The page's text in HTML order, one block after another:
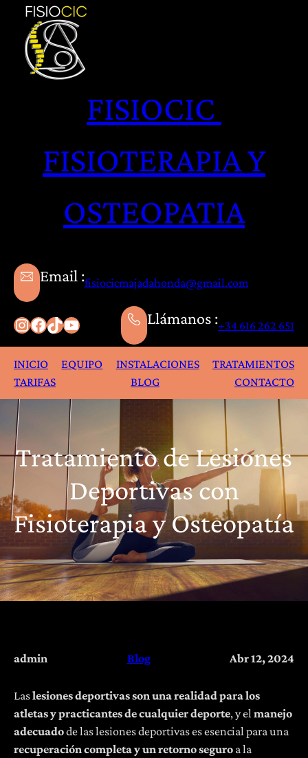
Saltar
contenido
FISIOCIC
FISIOTERAPIA Y
OSTEOPATIA
Email :fisiocicmajadahonda@gmail.com
Instagram
Facebook
TikTokYouTube Llámanos :+34 616 262 651
INICIO EQUIPO INSTALACIONES
TRATAMIENTOS
TARIFAS
BLOG CONTACTO
Tratamiento de Lesiones
Deportivas con
Fisioterapia y Osteopatía
admin Blog Abr 12, 2024
Laslesiones deportivas son una realidad para los
atletas y practicantes de cualquier deporte, y elmanejo
adecuadode las lesiones deportivas es esencial para una
recuperación completa y un retorno seguro a la